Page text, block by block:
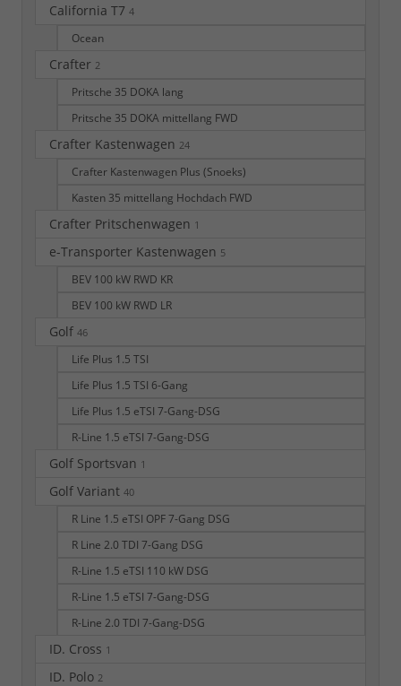
California T7 4
Ocean
Crafter 2
Pritsche 35 DOKA lang
Pritsche 35 DOKA mittellang FWD
Crafter Kastenwagen 24
Crafter Kastenwagen Plus (Snoeks)
Kasten 35 mittellang Hochdach FWD
Crafter Pritschenwagen 1
e-Transporter Kastenwagen 5
BEV 100 kW RWD KR
BEV 100 kW RWD LR
Golf 46
Life Plus 1.5 TSI
Life Plus 1.5 TSI 6-Gang
Life Plus 1.5 eTSI 7-Gang-DSG
R-Line 1.5 eTSI 7-Gang-DSG
Golf Sportsvan 1
Golf Variant 40
R Line 1.5 eTSI OPF 7-Gang DSG
R Line 2.0 TDI 7-Gang DSG
R-Line 1.5 eTSI 110 kW DSG
R-Line 1.5 eTSI 7-Gang-DSG
R-Line 2.0 TDI 7-Gang-DSG
ID. Cross 1
ID. Polo 2